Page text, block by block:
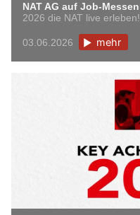
NAT AG auf Job-Messen
2026 die NAT live erleben!
03.06.2026 mehr